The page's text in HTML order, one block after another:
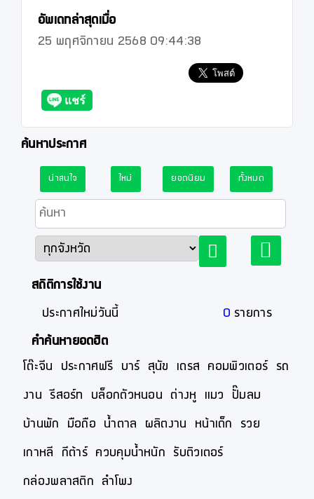
อัพเดทล่าสุดเมื่อ
25 พฤศจิกายน 2568 09:44:38
ค้นหาประกาศ
น่าสนใจ ใหม่ ยอดนิยม ทั้งหมด
สถิติการใช้งาน
ประกาศใหม่วันนี้ 0 รายการ
คำค้นหายอดฮิต
โต๊ะจีน
ประกาศฟรี บาร์ สุนัข เดรส คอมพิวเตอร์ รถ
งาน รีสอร์ท บล็อกตัวหนอน ต่างหู แมว ปั๊มลม
บ้านพัก มือถือ น้ำตาล ผลิตงาน หน้าเด็ก รวย
เกาหลี กีต้าร์ ควบคุมน้ำหนัก รับติวเตอร์
กล่องพลาสติก ลำโพง